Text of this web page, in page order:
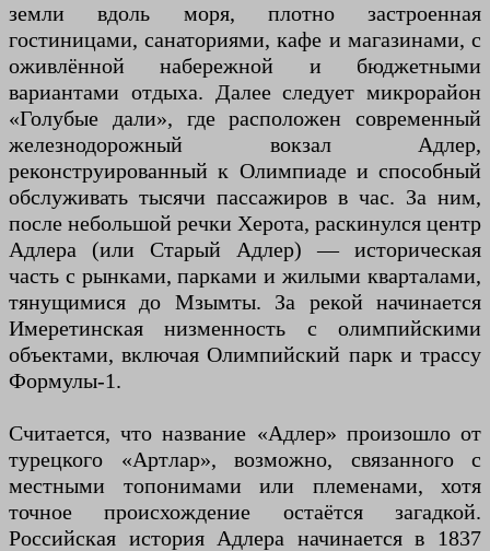
земли вдоль моря, плотно застроенная
гостиницами, санаториями, кафе и магазинами, с
оживлённой набережной и бюджетными
вариантами отдыха. Далее следует микрорайон
«Голубые дали», где расположен современный
железнодорожный вокзал Адлер,
реконструированный к Олимпиаде и способный
обслуживать тысячи пассажиров в час. За ним,
после небольшой речки Херота, раскинулся центр
Адлера (или Старый Адлер) — историческая
часть с рынками, парками и жилыми кварталами,
тянущимися до Мзымты. За рекой начинается
Имеретинская низменность с олимпийскими
объектами, включая Олимпийский парк и трассу
Формулы-1.
Считается, что название «Адлер» произошло от
турецкого «Артлар», возможно, связанного с
местными топонимами или племенами, хотя
точное происхождение остаётся загадкой.
Российская история Адлера начинается в 1837